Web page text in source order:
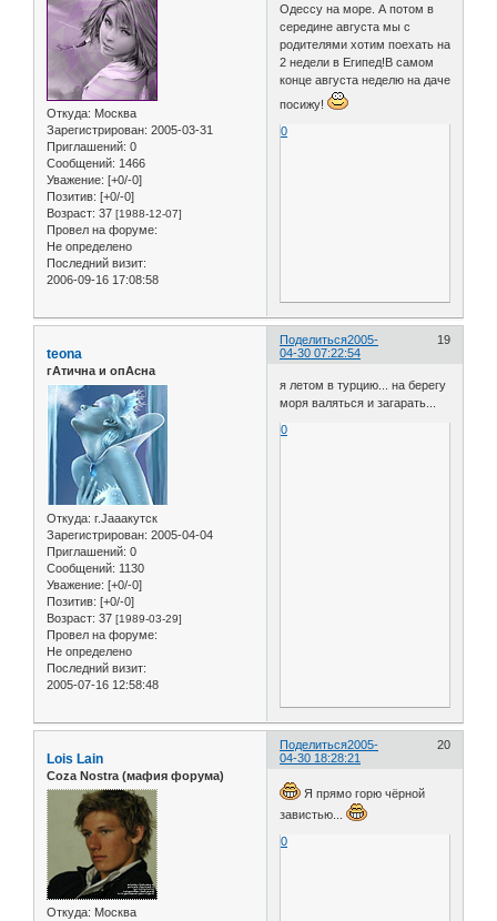
Откуда: Москва
Зарегистрирован: 2005-03-31
Приглашений: 0
Сообщений: 1466
Уважение: [+0/-0]
Позитив: [+0/-0]
Возраст: 37 [1988-12-07]
Провел на форуме:
Не определено
Последний визит:
2006-09-16 17:08:58
Одессу на море. А потом в
середине августа мы с
родителями хотим поехать на
2 недели в Египед!В самом
конце августа неделю на даче
посижу!
0
Поделиться 19
2005-
04-30 07:22:54
teona
гАтична и опАсна
Откуда: г.Jaaaкутск
Зарегистрирован: 2005-04-04
Приглашений: 0
Сообщений: 1130
Уважение: [+0/-0]
Позитив: [+0/-0]
Возраст: 37 [1989-03-29]
Провел на форуме:
Не определено
Последний визит:
2005-07-16 12:58:48
я летом в турцию... на берегу
моря валяться и загарать...
0
Поделиться 20
2005-
04-30 18:28:21
Lois Lain
Coza Nostra (мафия форума)
Откуда: Москва
Я прямо горю чёрной
завистью...
0